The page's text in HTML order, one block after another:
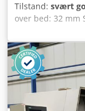
Tilstand: svært
over bed: 32 mm
mm Control:
7,000 rpm
diameter: 32 mm
weight: approx.
space: approx.
lathe is in good
sold complete